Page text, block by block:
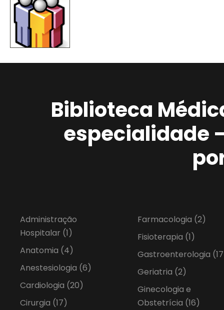
Biblioteca
especialidade
Administração
Hospitalar (1)
Anatomia (4)
Anestesiologia (6)
Cardiologia (20)
Cirurgia (17)
Farmacologia (2)
Fisioterapia (1)
Gastroenterologia
Geriatria (2)
Ginecologia e
Obstetrícia (16)